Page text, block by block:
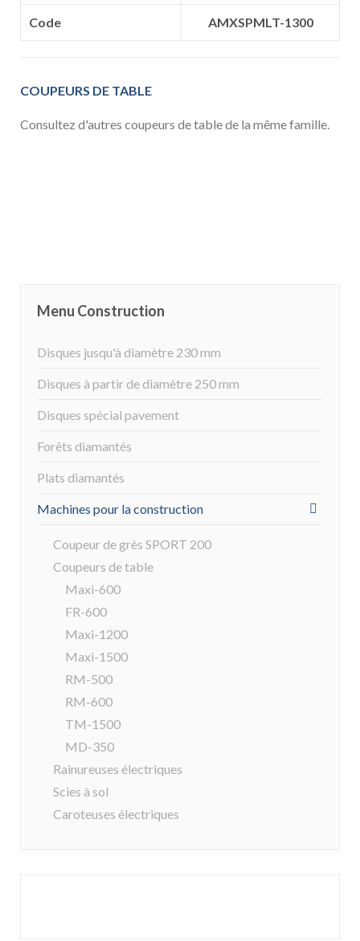
Code AMXSPMLT-1300
COUPEURS DE TABLE
Consultez d'autres coupeurs de table de la même famille.
Menu Construction
Disques jusqu'à diamètre 230 mm
Disques à partir de diamètre 250 mm
Disques spécial pavement
Forêts diamantés
Plats diamantés
Machines pour la construction
Coupeur de grès SPORT 200
Coupeurs de table
Maxi-600
FR-600
Maxi-1200
Maxi-1500
RM-500
RM-600
TM-1500
MD-350
Rainureuses électriques
Scies à sol
Caroteuses électriques